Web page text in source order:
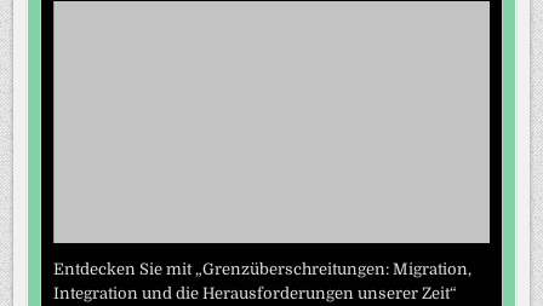
Entdecken Sie mit „Grenzüberschreitungen: Migration,
Integration und die Herausforderungen unserer Zeit“